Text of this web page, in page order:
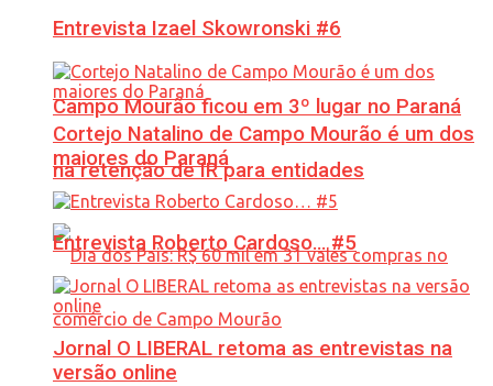
Campo Mourão ficou em 3º lugar no Paraná
na retenção de IR para entidades
Entrevista Izael Skowronski #6
Cortejo Natalino de Campo Mourão é um dos
maiores do Paraná
Entrevista Roberto Cardoso… #5
Jornal O LIBERAL retoma as entrevistas na
versão online